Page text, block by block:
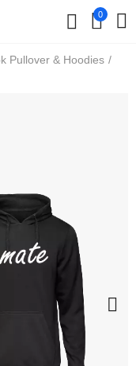
0
Pullover & Hoodies